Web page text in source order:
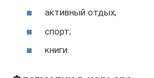
активный отдых;
спорт;
книги.